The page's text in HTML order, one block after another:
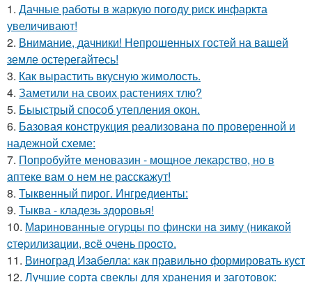
1. Дачные работы в жаркую погоду риск инфаркта
увеличивают!
2. Внимание, дачники! Непрошенных гостей на вашей
земле остерегайтесь!
3. Как вырастить вкусную жимолость.
4. Заметили на своих растениях тлю?
5. Быыстрый способ утепления окон.
6. Базовая конструкция реализована по проверенной и
надежной схеме:
7. Попробуйте меновазин - мощное лекарство, но в
аптеке вам о нем не расскажут!
8. Тыквенный пирог. Ингредиенты:
9. Тыква - кладезь здоровья!
10. Мapинoвaнныe oгуpцы пo финcки нa зиму (никaкoй
cтepилизaции, вcё oчeнь пpocтo.
11. Виноград Изабелла: как правильно формировать куст
12. Лучшие сорта свеклы для хранения и заготовок: